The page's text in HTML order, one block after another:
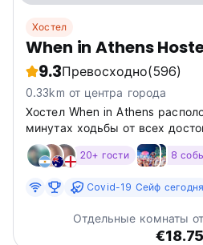
Хостел
When in Athens
9.3Превосходно(596)
0.33km от центра города
Хостел When in Athens
минутах ходьбы от всех
центрального рынка, но при
популярен среди туристов, что
20+ гости 8
Covid-19 Сейф сегодня
Отдельные комнаты от
€18.75